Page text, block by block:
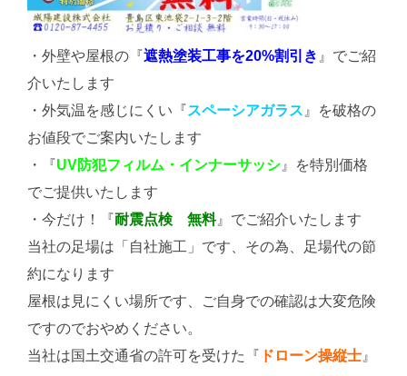
・外壁や屋根の『遮熱塗装工事を20%割引き 』でご紹
介いたします
・外気温を感じにくい『スペーシアガラス 』を破格の
お値段でご案内いたします
・『UV防犯フィルム・インナーサッシ 』を特別価格
でご提供いたします
・今だけ！『耐震点検 無料』でご紹介いたします
当社の足場は「自社施工」です、その為、足場代の節
約になります
屋根は見にくい場所です、ご自身での確認は大変危険
ですのでおやめください。
当社は国土交通省の許可を受けた『 ドローン操縦士 』